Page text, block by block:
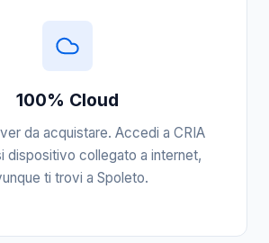
100% Cloud
da acquistare. Accedi a CRIA
dispositivo collegato a internet,
ti trovi a Spoleto.